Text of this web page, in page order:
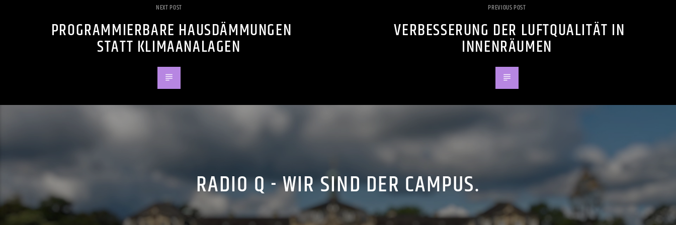
NEXT POST
PROGRAMMIERBARE HAUSDÄMMUNGEN
STATT KLIMAANALAGEN
PREVIOUS POST
VERBESSERUNG DER LUFTQUALITÄT IN
INNENRÄUMEN
RADIO Q - WIR SIND DER CAMPUS.